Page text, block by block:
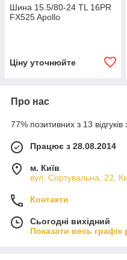
Шина 15.5/80-24 TL 16PR
FX525 Apollo
Ціну уточнюйте
Про нас
77% позитивних з 13 відгуків
Працює з 28.08.2014
м. Київ
вул. Сортувальна, 22,
Контакти
Сьогодні вихідний
Показати весь графік